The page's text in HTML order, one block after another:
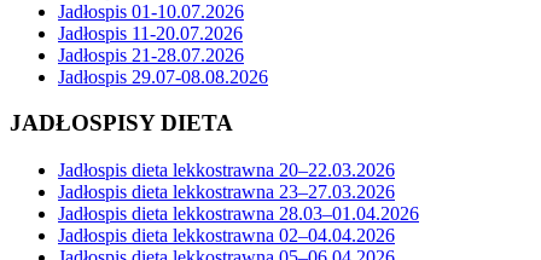
Jadłospis 01-10.07.2026
Jadłospis 11-20.07.2026
Jadłospis 21-28.07.2026
Jadłospis 29.07-08.08.2026
JADŁOSPISY DIETA
Jadłospis dieta lekkostrawna 20–22.03.2026
Jadłospis dieta lekkostrawna 23–27.03.2026
Jadłospis dieta lekkostrawna 28.03–01.04.2026
Jadłospis dieta lekkostrawna 02–04.04.2026